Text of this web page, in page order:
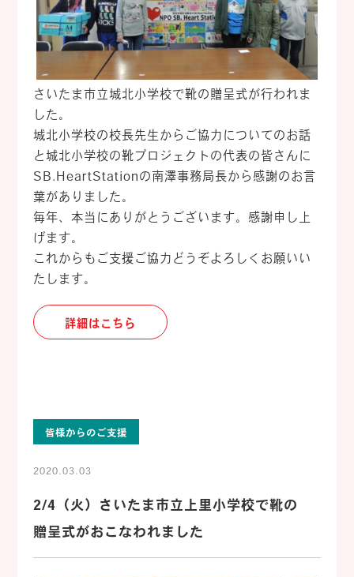
さいたま市立城北小学校で靴の贈呈式が行われま
した。
城北小学校の校長先生からご協力についてのお話
と城北小学校の靴プロジェクトの代表の皆さんに
SB.HeartStationの南澤事務局長から感謝のお言
葉がありました。
毎年、本当にありがとうございます。感謝申し上
げます。
これからもご支援ご協力どうぞよろしくお願いい
たします。
詳細はこちら
皆様からのご支援
2020.03.03
2/4（火）さいたま市立上里小学校で靴の
贈呈式がおこなわれました